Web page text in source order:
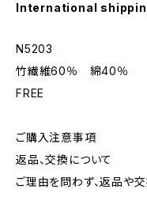
International
N5203
竹繊維60％ 綿40％
FREE
ご購入注意事項
返品、交換について
ご理由を問わず、返品や